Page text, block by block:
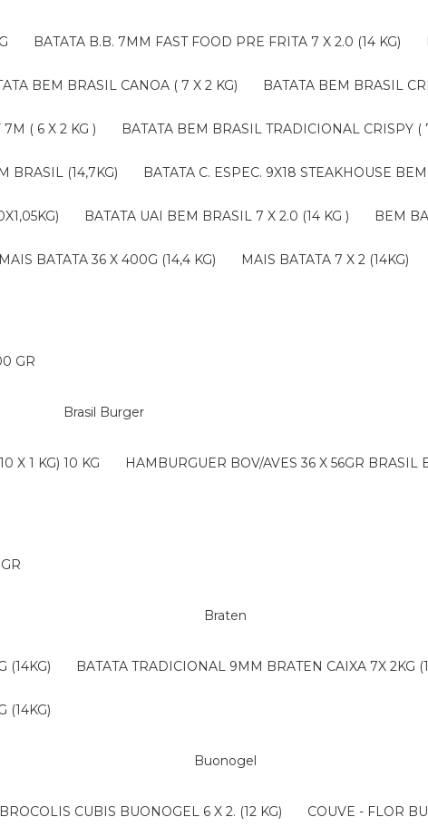
BATATA B.B. 7MM FAST FOOD PRE FRITA 7 X 2.0 (14 KG)
BEM BRASIL CANOA ( 7 X 2 KG) BATATA BEM BRASIL
( 6 X 2 KG ) BATATA BEM BRASIL TRADICIONAL CRISPY (
BRASIL (14,7KG) BATATA C. ESPEC. 9X18 STEAKHOUSE
BATATA UAI BEM BRASIL 7 X 2.0 (14 KG ) BEM
MAIS BATATA 36 X 400G (14,4 KG) MAIS BATATA 7 X 2 (14KG)
GR
Brasil Burger
X 1 KG) 10 KG HAMBURGUER BOV/AVES 36 X 56GR BRASIL
Braten
(14KG) BATATA TRADICIONAL 9MM BRATEN CAIXA 7X 2KG
(14KG)
Buonogel
BROCOLIS CUBIS BUONOGEL 6 X 2. (12 KG) COUVE - FLOR